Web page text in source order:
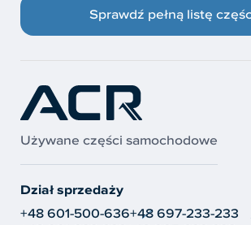
Sprawdź pełną listę
Używane części samochodowe
Dział sprzedaży
+48 601-500-636+48 697-233-233